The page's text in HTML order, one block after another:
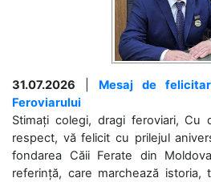
31.07.2026
Mesaj de
Feroviarului
Stimați colegi, dragi feroviari, Cu
respect, vă felicit cu prilejul
fondarea Căii Ferate din
referință, care marchează istoria,